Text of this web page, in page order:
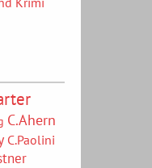
C.Ahern
C.Paolini